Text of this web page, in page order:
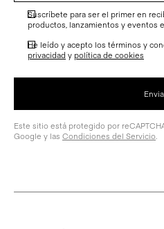
Suscríbete para ser el primer en
productos, lanzamientos y eventos
He leído y acepto los términos y
privacidad y política de cookies
Este sitio está protegido por
Google y las Condiciones del Servicio.